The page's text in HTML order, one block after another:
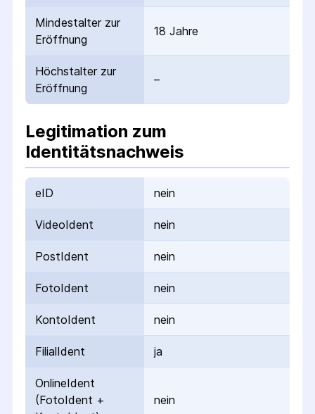
Mindestalter zur
Eröffnung
18 Jahre
Höchstalter zur
Eröffnung
–
Legitimation zum
Identitätsnachweis
eID nein
VideoIdent nein
PostIdent nein
FotoIdent nein
KontoIdent nein
FilialIdent ja
OnlineIdent
(FotoIdent +
nein